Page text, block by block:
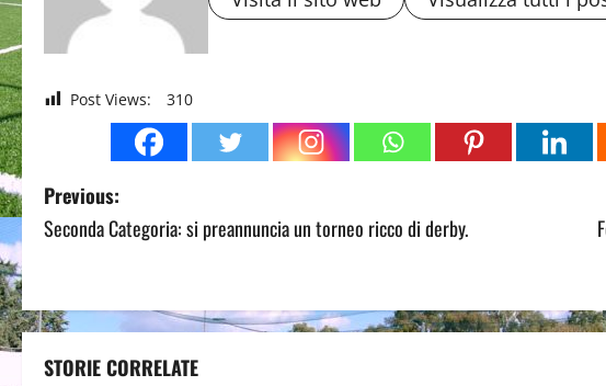
Post Views: 310
P
o
t
Previous:
Seconda Categoria: si preannuncia un torneo ricco di derby.
STORIE CORRELATE